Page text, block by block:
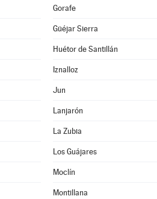
Gorafe
Güéjar Sierra
Huétor de Santillán
Iznalloz
Jun
Lanjarón
La Zubia
Los Guájares
Moclín
Montillana